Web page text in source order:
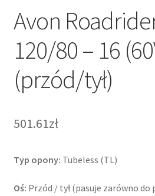
Avon
120/80 – 16
(przód/tył)
501.61zł
Typ opony: Tubeless (TL)
Oś: Przód / tył (pasuje zarówno do